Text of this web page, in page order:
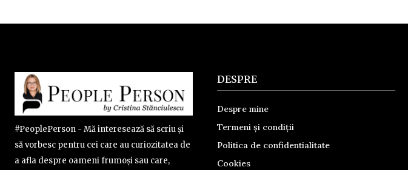
#PeoplePerson - Mă interesează să scriu și
să vorbesc pentru cei care au curiozitatea de
a afla despre oameni frumoși sau care,
DESPRE
Despre mine
Termeni și condiții
Politica de confidentialitate
Cookies